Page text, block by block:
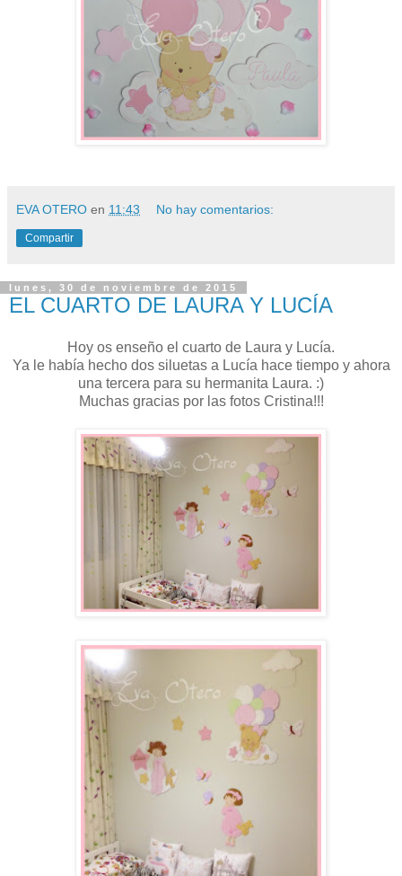
EVA OTERO en 11:43 No hay comentarios:
Compartir
lunes, 30 de noviembre de 2015
EL CUARTO DE LAURA Y LUCÍA
Hoy os enseño el cuarto de Laura y Lucía.
Ya le había hecho dos siluetas a Lucía hace tiempo y ahora
una tercera para su hermanita Laura. :)
Muchas gracias por las fotos Cristina!!!